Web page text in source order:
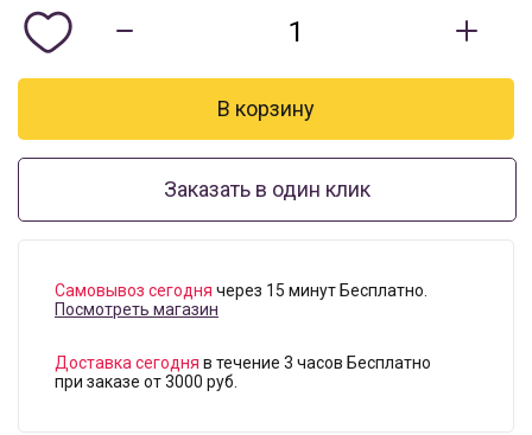
Заказать в один клик
Самовывоз сегодня через 15 минут Бесплатно.
Посмотреть магазин
Доставка сегодня в течение 3 часов Бесплатно
при заказе от 3000 руб.